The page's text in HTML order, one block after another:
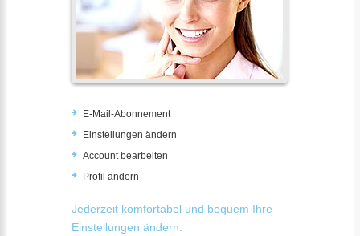
E-Mail-Abonnement
Einstellungen ändern
Account bearbeiten
Profil ändern
Jederzeit komfortabel und bequem Ihre
Einstellungen ändern: